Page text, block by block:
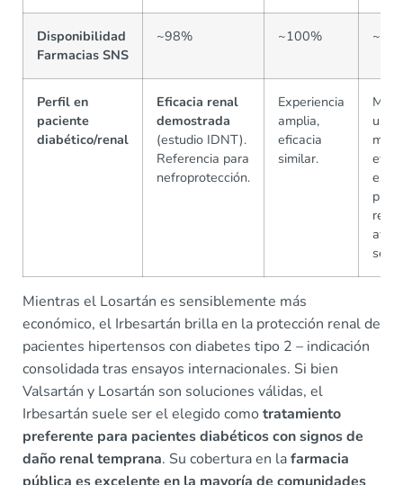
Disponibilidad
Farmacias SNS
~98% ~100%
Perfil en
paciente
diabético/renal
Eficacia renal
demostrada
(estudio IDNT).
Referencia para
nefroprotección.
Experiencia
amplia,
eficacia
similar.
renal
Mientras el Losartán es sensiblemente más
económico, el Irbesartán brilla en la protección renal de
pacientes hipertensos con diabetes tipo 2 – indicación
consolidada tras ensayos internacionales. Si bien
Valsartán y Losartán son soluciones válidas, el
Irbesartán suele ser el elegido comotratamiento
preferente para pacientes diabéticos con signos de
daño renal temprana. Su cobertura en lafarmacia